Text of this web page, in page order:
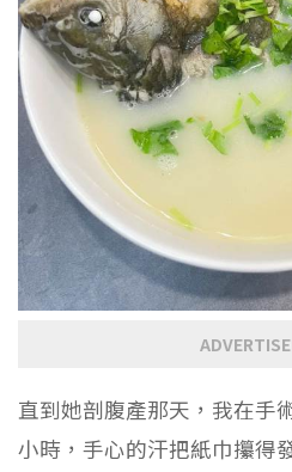
直到她剖腹產那天，我在手
小時，手心的汗把紙巾攥得